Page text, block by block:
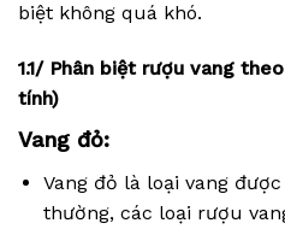
biệt không quá khó.
1.1/ Phân biệt rượu vang
tính)
Vang đỏ:
Vang đỏ là loại vang
thường, các loại rượu